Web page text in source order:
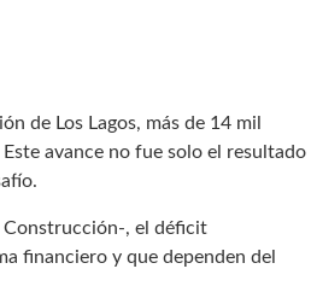
de Los Lagos, más de 14 mil
avance no fue solo el resultado
Construcción-, el déficit
financiero y que dependen del